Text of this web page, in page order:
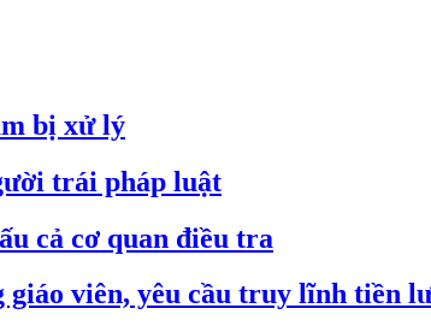
bị xử lý
trái pháp luật
cả cơ quan điều tra
viên, yêu cầu truy lĩnh tiền